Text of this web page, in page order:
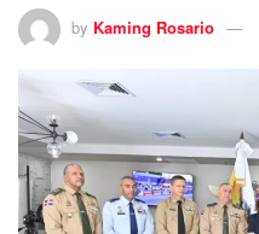
by Kaming Rosario